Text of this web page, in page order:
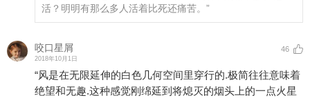
活？明明有那么多人活着比死还痛苦。”
咬口星屑
2018年10月1日
46
“风是在无限延伸的白色几何空间里穿行的.极简往往意味着
绝望和无趣.这种感觉刚绵延到将熄灭的烟头上的一点火星